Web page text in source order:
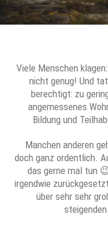
Viele Menschen
nicht genug! Und
berechtigt: zu
angemessenes
Bildung und
Manchen anderen
doch ganz ordentlich.
das gerne mal tun
irgendwie
über sehr sehr